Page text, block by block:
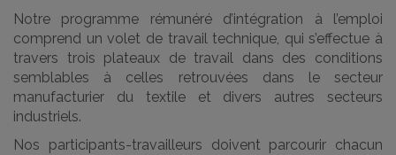
Notre programme rémunéré d’intégration à l’emploi
comprend un volet de travail technique, qui s’effectue à
travers trois plateaux de travail dans des conditions
semblables à celles retrouvées dans le secteur
manufacturier du textile et divers autres secteurs
industriels.
Nos participants-travailleurs doivent parcourir chacun